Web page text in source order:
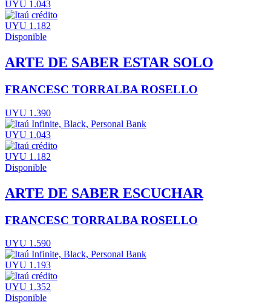
UYU 1.043
UYU 1.182
Disponible
ARTE DE SABER ESTAR SOLO
FRANCESC TORRALBA ROSELLO
UYU 1.390
UYU 1.043
UYU 1.182
Disponible
ARTE DE SABER ESCUCHAR
FRANCESC TORRALBA ROSELLO
UYU 1.590
UYU 1.193
UYU 1.352
Disponible